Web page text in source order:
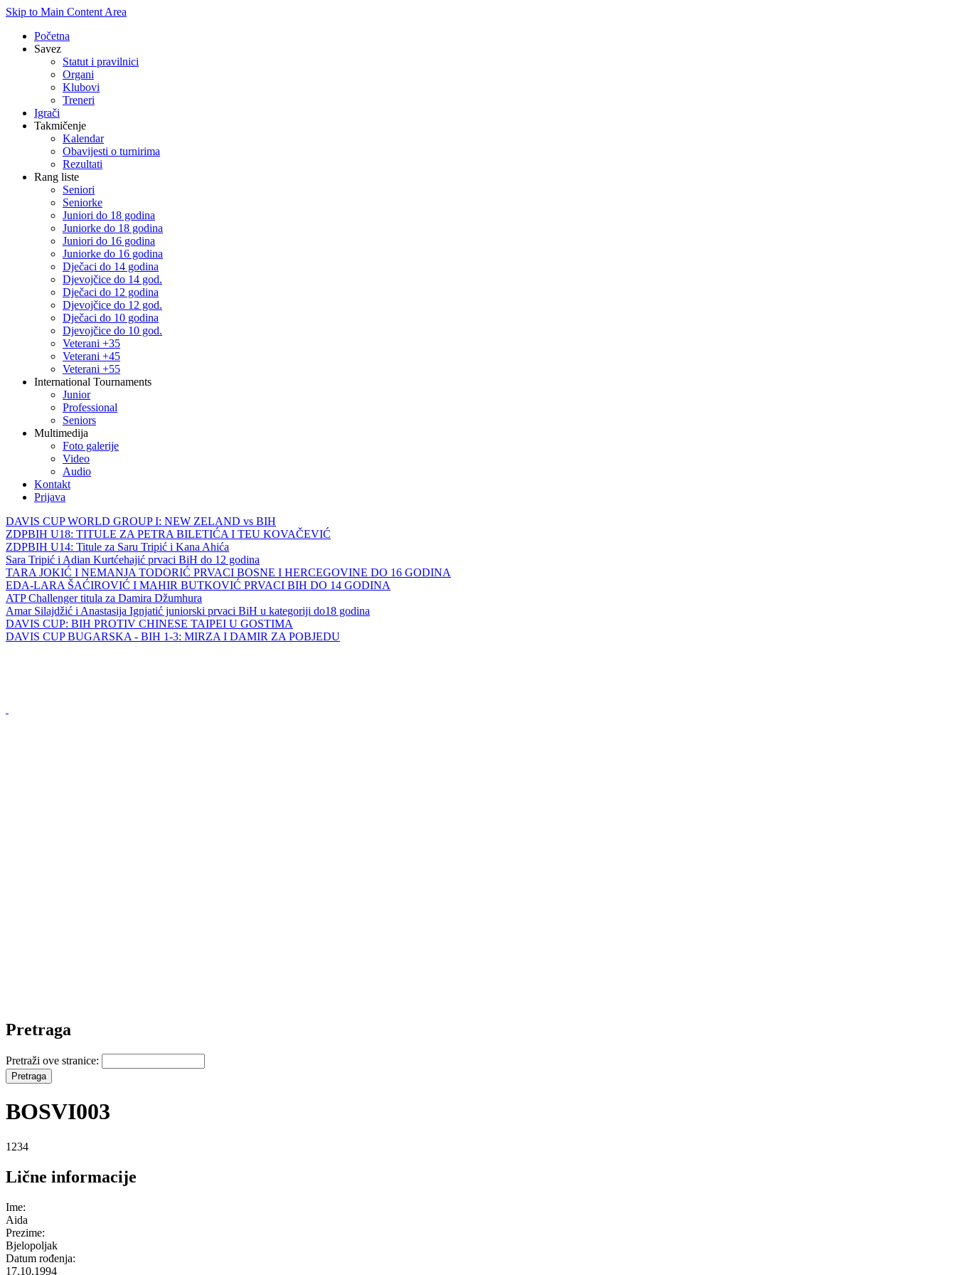
Skip to Main Content Area
Početna
Savez
Statut i pravilnici
Organi
Klubovi
Treneri
Igrači
Takmičenje
Kalendar
Obavijesti o turnirima
Rezultati
Rang liste
Seniori
Seniorke
Juniori do 18 godina
Juniorke do 18 godina
Juniori do 16 godina
Juniorke do 16 godina
Dječaci do 14 godina
Djevojčice do 14 god.
Dječaci do 12 godina
Djevojčice do 12 god.
Dječaci do 10 godina
Djevojčice do 10 god.
Veterani +35
Veterani +45
Veterani +55
International Tournaments
Junior
Professional
Seniors
Multimedija
Foto galerije
Video
Audio
Kontakt
Prijava
DAVIS CUP WORLD GROUP I: NEW ZELAND vs BIH
ZDPBIH U18: TITULE ZA PETRA BILETIĆA I TEU KOVAČEVIĆ
ZDPBIH U14: Titule za Saru Tripić i Kana Ahića
Sara Tripić i Adian Kurtćehajić prvaci BiH do 12 godina
TARA JOKIĆ I NEMANJA TODORIĆ PRVACI BOSNE I HERCEGOVINE DO 16 GODINA
EDA-LARA ŠAĆIROVIĆ I MAHIR BUTKOVIĆ PRVACI BIH DO 14 GODINA
ATP Challenger titula za Damira Džumhura
Amar Silajdžić i Anastasija Ignjatić juniorski prvaci BiH u kategoriji do18 godina
DAVIS CUP: BIH PROTIV CHINESE TAIPEI U GOSTIMA
DAVIS CUP BUGARSKA - BIH 1-3: MIRZA I DAMIR ZA POBJEDU
Pretraga
Pretraži ove stranice:
BOSVI003
1234
Lične informacije
Ime:
Aida
Prezime:
Bjelopoljak
Datum rođenja:
17.10.1994